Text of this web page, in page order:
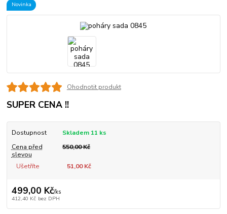
Novinka
Ohodnotit produkt
SUPER CENA !!
Dostupnost
Skladem 11 ks
Cena před
slevou
550,00 Kč
Ušetříte 51,00 Kč
499,00 Kč/ks
412,40 Kč bez DPH